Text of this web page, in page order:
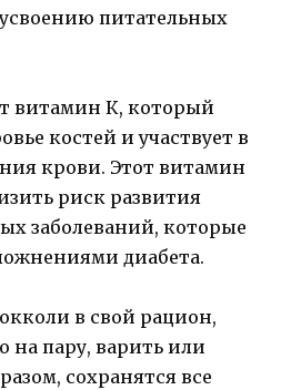
питательных
витамин К, который
костей и участвует в
крови. Этот витамин
риск развития
заболеваний, которые
диабета.
в свой рацион,
на пару, варить или
сохранятся все